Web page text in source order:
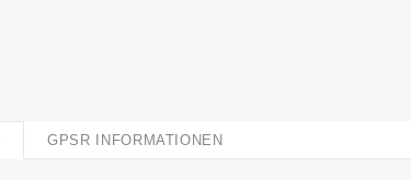
GPSR INFORMATIONEN